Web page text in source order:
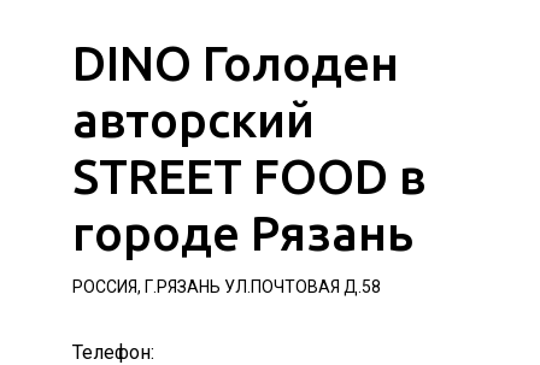
DINO Голоден
авторский
STREET FOOD в
городе Рязань
РОССИЯ, Г.РЯЗАНЬ УЛ.ПОЧТОВАЯ Д.58
Телефон: